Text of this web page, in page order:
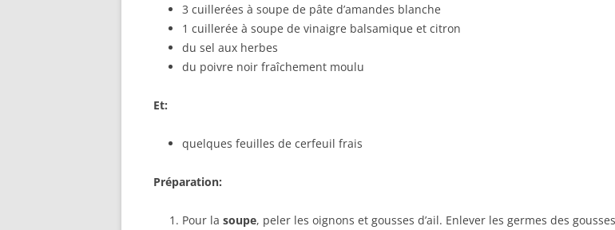
3 cuillerées à soupe de pâte d’amandes blanche
1 cuillerée à soupe de vinaigre balsamique et citron
du sel aux herbes
du poivre noir fraîchement moulu
Et:
quelques feuilles de cerfeuil frais
Préparation:
Pour la soupe, peler les oignons et gousses d’ail. Enlever les germes des